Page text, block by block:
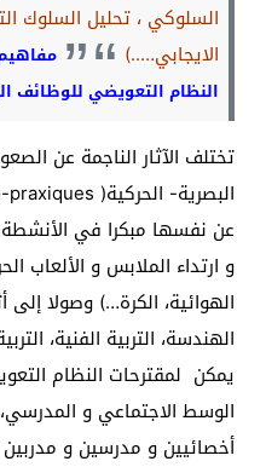
السلوكي ، تحليل السلوك
الايجابي…..)
النظام التعويضي للوظائف
تختلف الآثار الناجمة عن
عن نفسها مبكرا في الأنشطة
و ارتداء الملابس و الألعاب
الهوائية، الكرة…) وصولا إلى
الهندسة، التربية الفنية،
يمكن لمقترحات النظام
الوسط الاجتماعي و
أخصائيين و مدرسين و مدربين